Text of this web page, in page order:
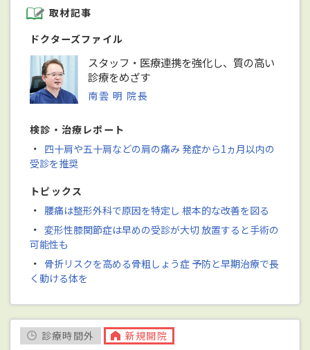
取材記事
ドクターズファイル
スタッフ・医療連携を強化し、質の高い
診療をめざす
南雲 明 院長
検診・治療レポート
・ 四十肩や五十肩などの肩の痛み 発症から1ヵ月以内の
受診を推奨
トピックス
・ 腰痛は整形外科で原因を特定し 根本的な改善を図る
・ 変形性膝関節症は早めの受診が大切 放置すると手術の
可能性も
・ 骨折リスクを高める骨粗しょう症 予防と早期治療で長
く動ける体を
診療時間外 新規開院